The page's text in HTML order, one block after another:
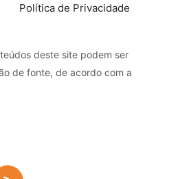
Política de Privacidade
deste site podem ser
de fonte, de acordo com a